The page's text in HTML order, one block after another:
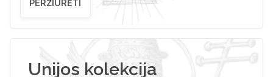
PERŽIŪRĖTI
Unijos kolekcija